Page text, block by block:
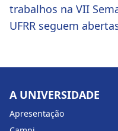
trabalhos na VII
UFRR seguem
A UNIVERSIDADE
Apresentação